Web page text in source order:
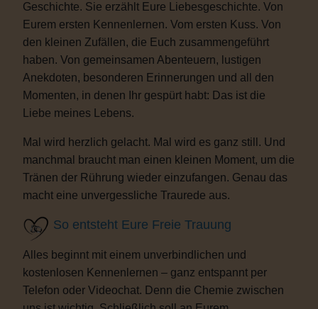
Geschichte. Sie erzählt Eure Liebesgeschichte. Von
Eurem ersten Kennenlernen. Vom ersten Kuss. Von
den kleinen Zufällen, die Euch zusammengeführt
haben. Von gemeinsamen Abenteuern, lustigen
Anekdoten, besonderen Erinnerungen und all den
Momenten, in denen Ihr gespürt habt: Das ist die
Liebe meines Lebens.
Mal wird herzlich gelacht. Mal wird es ganz still. Und
manchmal braucht man einen kleinen Moment, um die
Tränen der Rührung wieder einzufangen. Genau das
macht eine unvergessliche Traurede aus.
So entsteht Eure Freie Trauung
Alles beginnt mit einem unverbindlichen und
kostenlosen Kennenlernen – ganz entspannt per
Telefon oder Videochat. Denn die Chemie zwischen